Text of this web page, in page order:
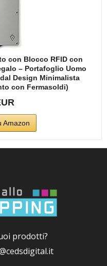
con Blocco RFID con
– Portafoglio Uomo
Design Minimalista
con Fermasoldi)
Amazon
prodotti?